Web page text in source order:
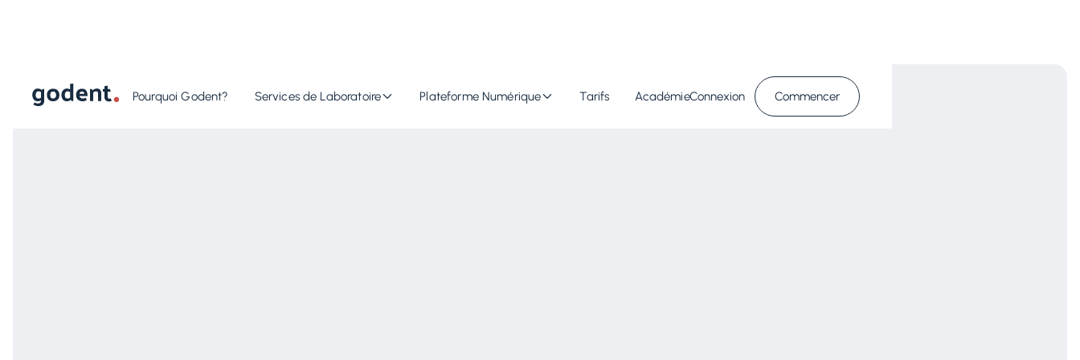
Pourquoi Godent? Services de Laboratoire Plateforme Numérique Tarifs AcadémieConnexion Commencer